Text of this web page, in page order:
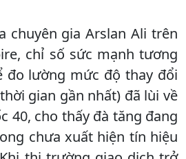
chuyên gia Arslan Ali trên
chỉ số sức mạnh tương
đo lường mức độ thay đổi
gian gần nhất) đã lùi về
40, cho thấy đà tăng đang
chưa xuất hiện tín hiệu